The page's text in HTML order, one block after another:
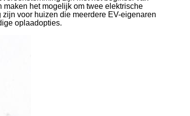
het mogelijk om twee elektrische
voor huizen die meerdere EV-eigenaren
oplaadopties.